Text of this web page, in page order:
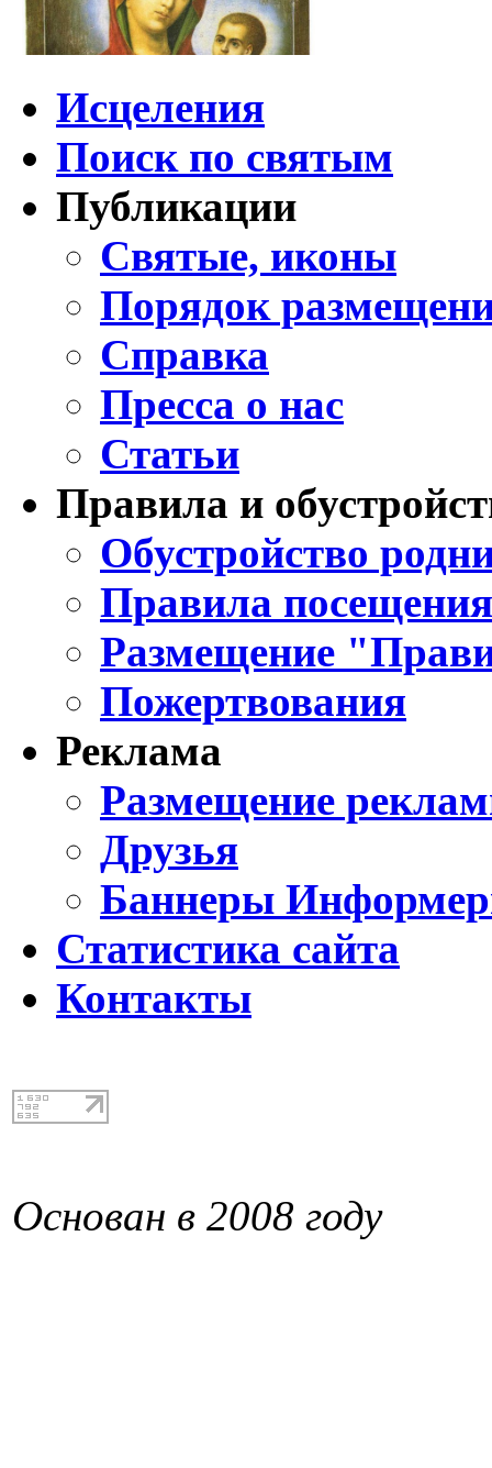
Исцеления
Поиск по святым
Публикации
Святые, иконы
Порядок
Справка
Пресса о нас
Статьи
Правила и
Обустройство
Правила
Размещение
Пожертвования
Реклама
Размещение
Друзья
Баннеры
Статистика сайта
Контакты
Основан в 2008 году